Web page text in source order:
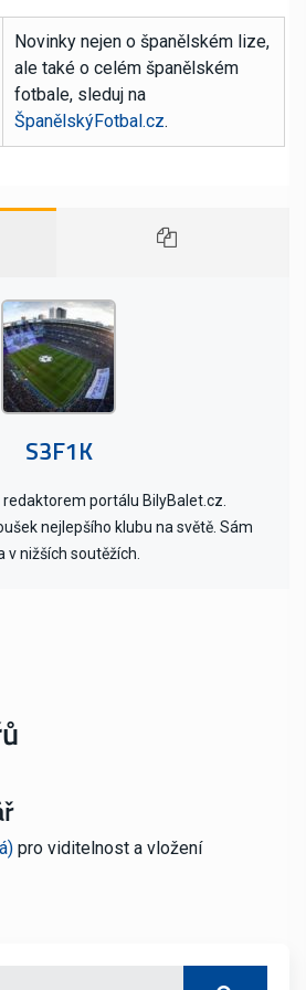
Novinky nejen o španělském lize,
ale také o celém španělském
fotbale, sleduj na
ŠpanělskýFotbal.cz.
S3F1K
portálu BilyBalet.cz.
nejlepšího klubu na světě. Sám
nižších soutěžích.
pro viditelnost a vložení